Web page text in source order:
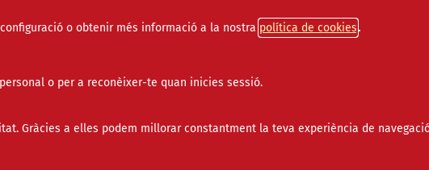
o obtenir més informació a la nostra política de cookies
o per a reconèixer-te quan inicies sessió.
Gràcies a elles podem millorar constantment la teva experiència de
La Taula del Tercer Sector reclama uns